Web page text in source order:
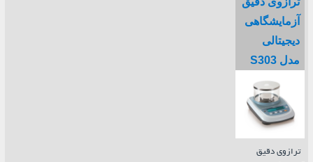
آزمایشگاهی
دیجیتالی
مدل S303
ترازوی دقیق